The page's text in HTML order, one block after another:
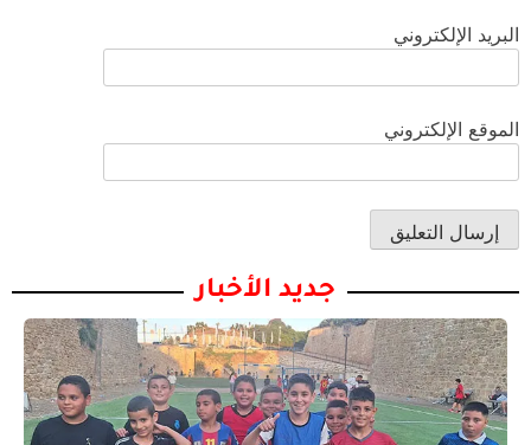
البريد الإلكتروني
الموقع الإلكتروني
جديد الأخبار